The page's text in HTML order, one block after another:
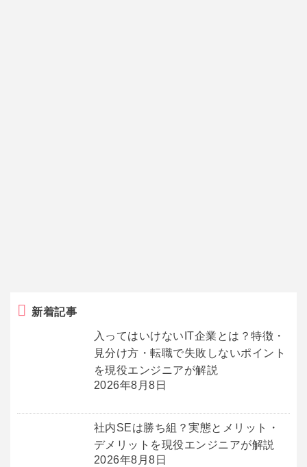
新着記事
入ってはいけないIT企業とは？特徴・
見分け方・転職で失敗しないポイント
を現役エンジニアが解説
2026年8月8日
社内SEは勝ち組？実態とメリット・
デメリットを現役エンジニアが解説
2026年8月8日